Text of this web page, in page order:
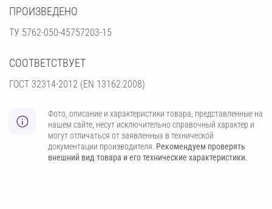
ПРОИЗВЕДЕНО
ТУ 5762-050-45757203-15
СООТВЕТСТВУЕТ
ГОСТ 32314-2012 (ЕN 13162:2008)
Фото, описание и характеристики товара, представленные на
нашем сайте, несут исключительно справочный характер и
могут отличаться от заявленных в технической
документации производителя. Рекомендуем проверять
внешний вид товара и его технические характеристики.